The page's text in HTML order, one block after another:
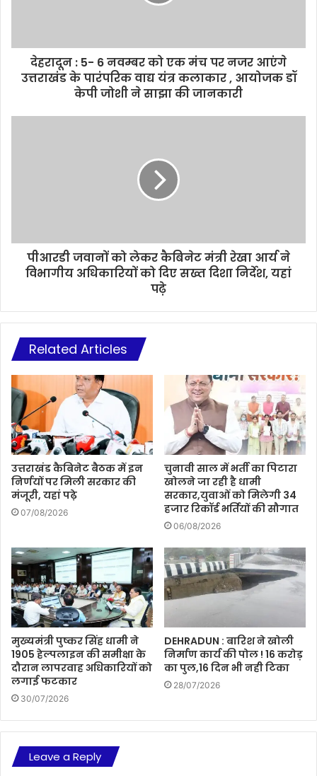
देहरादून : 5- 6 नवम्बर को एक मंच पर नजर आएंगे
उत्तराखंड के पारंपरिक वाद्य यंत्र कलाकार , आयोजक डॉ
केपी जोशी ने साझा की जानकारी
पीआरडी जवानों को लेकर कैबिनेट मंत्री रेखा आर्य ने
विभागीय अधिकारियों को दिए सख्त दिशा निर्देश, यहां
पढ़े
Related Articles
उत्तराखंड कैबिनेट बैठक में इन
निर्णयों पर मिली सरकार की
मंजूरी, यहां पढ़े
07/08/2026
चुनावी साल में भर्ती का पिटारा
खोलने जा रही है धामी
सरकार,युवाओं को मिलेगी 34
हजार रिकॉर्ड भर्तियों की सौगात
06/08/2026
मुख्यमंत्री पुष्कर सिंह धामी ने
1905 हेल्पलाइन की समीक्षा के
दौरान लापरवाह अधिकारियों को
लगाई फटकार
30/07/2026
DEHRADUN : बारिश ने खोली
निर्माण कार्य की पोल ! 16 करोड़
का पुल,16 दिन भी नही टिका
28/07/2026
Leave a Reply